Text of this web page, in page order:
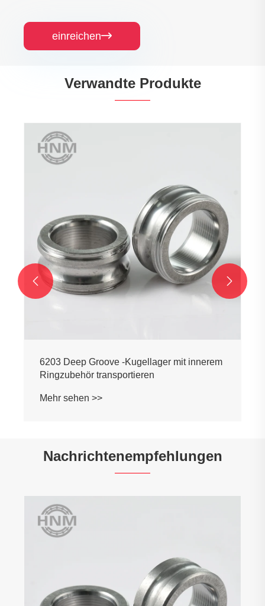
einreichen
Verwandte Produkte
6203 Deep Groove -Kugellager mit innerem
Ringzubehör transportieren
Mehr sehen >>
 
Nachrichtenempfehlungen